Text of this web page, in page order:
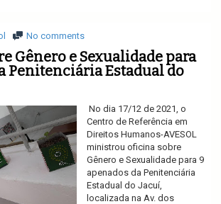
No comments
Gênero e Sexualidade para
Penitenciária Estadual do
No dia 17/12 de 2021, o
Centro de Referência em
Direitos Humanos-AVESOL
ministrou oficina sobre
Gênero e Sexualidade para 9
apenados da Penitenciária
Estadual do Jacuí,
localizada na Av. dos